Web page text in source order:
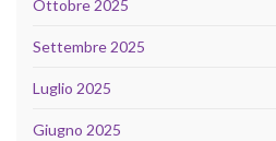
Ottobre 2025
Settembre 2025
Luglio 2025
Giugno 2025